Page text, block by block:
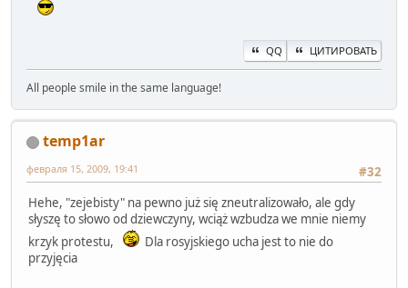
QQ ЦИТИРОВАТЬ
All people smile in the same language!
temp1ar
#32
февраля 15, 2009, 19:41
Hehe, "zejebisty" na pewno już się zneutralizowało, ale gdy
słyszę to słowo od dziewczyny, wciąż wzbudza we mnie niemy
krzyk protestu,
Dla rosyjskiego ucha jest to nie do
przyjęcia